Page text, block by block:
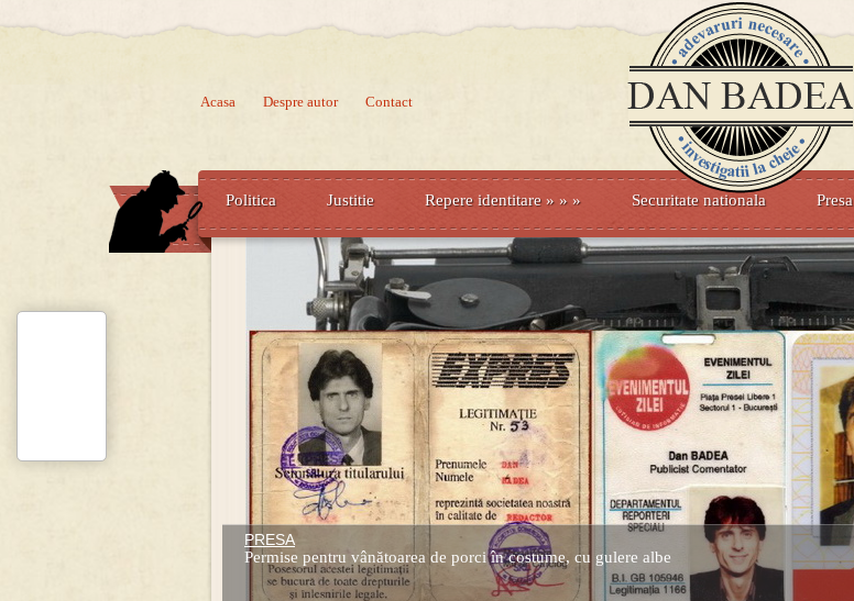
Acasa Despre autor Contact
Politica Justitie Repere identitare » » » Securitate nationala Presa
PRESA
Permise pentru vânătoarea de porci în costume, cu gulere albe
Prima mea carte publicata (Nemira)
Averea Presedintelui: prima lucrare despre controversatele conturi secrete ale Securitatii.